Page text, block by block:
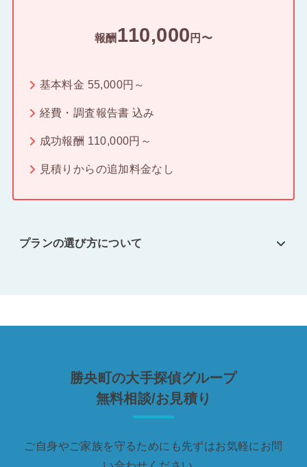
報酬 110,000 円〜
基本料金 55,000円～
経費・調査報告書 込み
成功報酬 110,000円～
見積りからの追加料金なし
プランの選び方について
勝央町の大手探偵グループ
無料相談/お見積り
ご自身やご家族を守るためにも先ずはお気軽にお問